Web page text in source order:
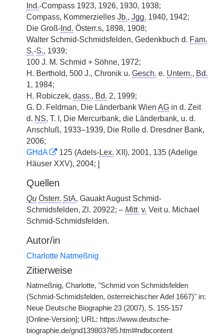
Ind.-Compass 1923, 1926, 1930, 1938;
Compass, Kommerzielles Jb., Jgg. 1940, 1942;
Die Groß- Ind. Österr.s, 1898, 1908;
Walter Schmid-Schmidsfelden, Gedenkbuch d. Fam.
S.-S., 1939;
100 J. M. Schmid + Söhne, 1972;
H. Berthold, 500 J., Chronik u. Gesch. e. Untern., Bd.
1, 1984;
H. Robiczek, dass., Bd. 2, 1999;
G. D. Feldman, Die Länderbank Wien AG in d. Zeit
d. NS, T. I, Die Mercurbank, die Länderbank, u. d.
Anschluß, 1933–1939, Die Rolle d. Dresdner Bank,
2006;
GHdA
125 (Adels-Lex. XII), 2001, 135 (Adelige
Häuser XXV), 2004;
Quellen
Qu Österr. StA, Gauakt August Schmid-
Schmidsfelden, Zl. 20922; – Mitt. v. Veit u. Michael
Schmid-Schmidsfelden.
Autor/in
Charlotte Natmeßnig
Zitierweise
Natmeßnig, Charlotte, "Schmid von Schmidsfelden
(Schmid-Schmidsfelden, österreichischer Adel 1667)" in:
Neue Deutsche Biographie 23 (2007), S. 155-157
[Online-Version]; URL: https://www.deutsche-
biographie.de/gnd139803785.html#ndbcontent